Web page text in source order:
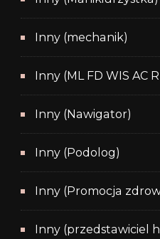
Inny (mechanik)
Inny (ML FD WIS AC
Inny (Nawigator)
Inny (Podolog)
Inny (Promocja
Inny (przedstawiciel